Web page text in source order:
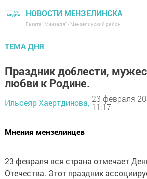
НОВОСТИ МЕНЗЕЛИНСКА
Газета "Мензеля" - Мензелинский район
ТЕМА ДНЯ
Праздник доблести,
любви к Родине.
Ильсеяр Хаертдинова, 23 февраля
11:17
Мнения мензелинцев
23 февраля вся страна отмечает
Отечества. Этот праздник